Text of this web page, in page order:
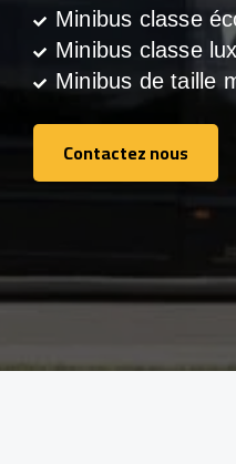
Minibus classe
Minibus classe
Minibus de taille
Contactez nous
Contactez nous